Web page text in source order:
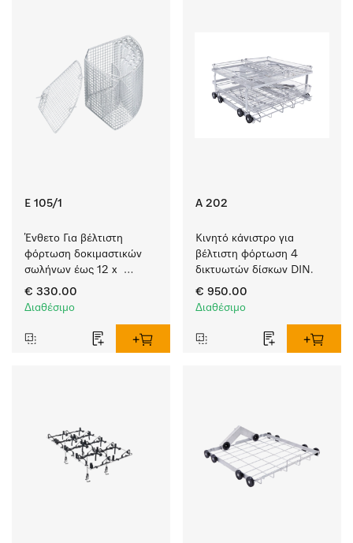
E 105/1
Ένθετο Για βέλτιστη
φόρτωση δοκιμαστικών
σωλήνων έως 12 x
165 mm.
€ 330.00
Διαθέσιμο
A 202
Κινητό κάνιστρο για
βέλτιστη φόρτωση 4
δικτυωτών δίσκων DIN.
€ 950.00
Διαθέσιμο